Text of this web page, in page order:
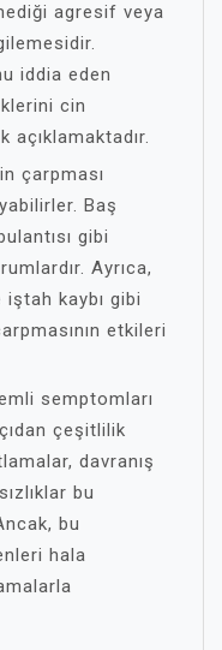
agresif veya
iddia eden
cin
açıklamaktadır.
çarpması
Baş
gibi
Ayrıca,
kaybı gibi
etkileri
semptomları
çeşitlilik
davranış
bu
bu
hala